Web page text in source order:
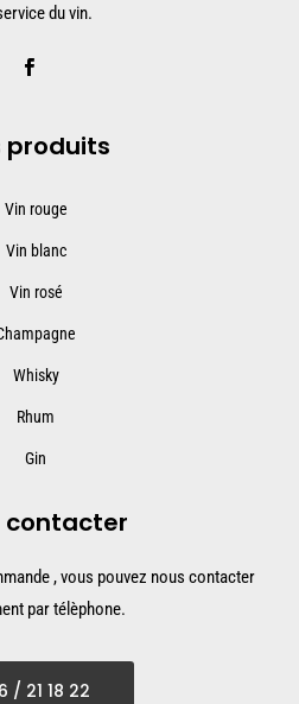
du vin.
produits
Vin rouge
Vin blanc
Vin rosé
Whisky
Rhum
Gin
contacter
, vous pouvez nous contacter
par télèphone.
/ 21 18 22